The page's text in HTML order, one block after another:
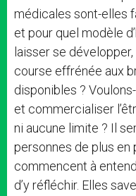
médicales sont-elles
et pour quel modèle
laisser se
course effrénée aux
disponibles ?
et commercialiser
ni aucune limite ? Il
personnes de plus en
commencent à
d’y réfléchir. Elles